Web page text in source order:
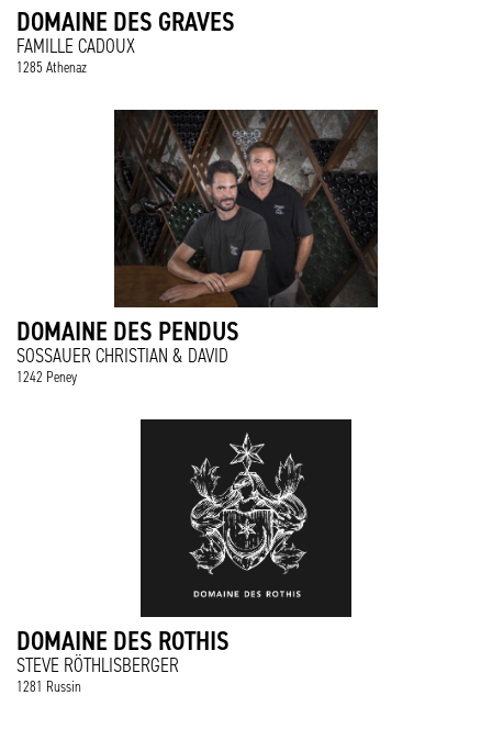
DOMAINE DES GRAVES
FAMILLE CADOUX
1285 Athenaz
DOMAINE DES PENDUS
SOSSAUER CHRISTIAN & DAVID
1242 Peney
DOMAINE DES ROTHIS
STEVE RÖTHLISBERGER
1281 Russin